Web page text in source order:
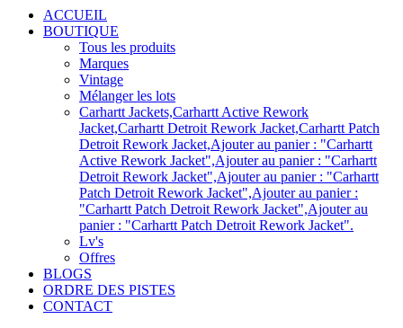
ACCUEIL
BOUTIQUE
Tous les produits
Marques
Vintage
Mélanger les lots
Carhartt Jackets,Carhartt Active Rework
Jacket,Carhartt Detroit Rework Jacket,Carhartt Patch
Detroit Rework Jacket,Ajouter au panier : "Carhartt
Active Rework Jacket",Ajouter au panier : "Carhartt
Detroit Rework Jacket",Ajouter au panier : "Carhartt
Patch Detroit Rework Jacket",Ajouter au panier :
"Carhartt Patch Detroit Rework Jacket",Ajouter au
panier : "Carhartt Patch Detroit Rework Jacket".
Lv's
Offres
BLOGS
ORDRE DES PISTES
CONTACT